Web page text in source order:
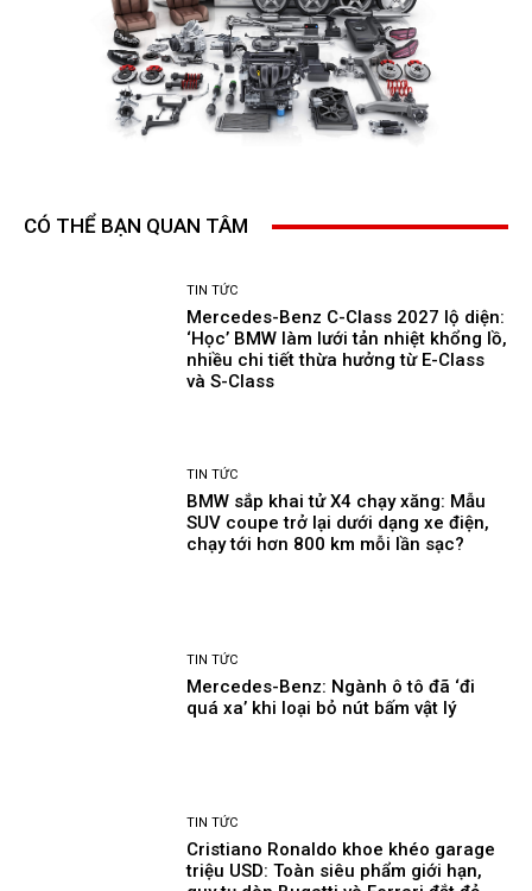
CÓ THỂ BẠN QUAN TÂM
TIN TỨC
Mercedes-Benz C-Class 2027 lộ diện:
‘Học’ BMW làm lưới tản nhiệt khổng lồ,
nhiều chi tiết thừa hưởng từ E-Class
và S-Class
TIN TỨC
BMW sắp khai tử X4 chạy xăng: Mẫu
SUV coupe trở lại dưới dạng xe điện,
chạy tới hơn 800 km mỗi lần sạc?
TIN TỨC
Mercedes-Benz: Ngành ô tô đã ‘đi
quá xa’ khi loại bỏ nút bấm vật lý
TIN TỨC
Cristiano Ronaldo khoe khéo garage
triệu USD: Toàn siêu phẩm giới hạn,